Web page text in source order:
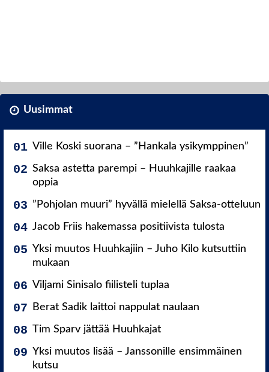
Uusimmat
Ville Koski suorana – ”Hankala ysikymppinen”
Saksa astetta parempi – Huuhkajille raakaa
oppia
”Pohjolan muuri” hyvällä mielellä Saksa-otteluun
Jacob Friis hakemassa positiivista tulosta
Yksi muutos Huuhkajiin – Juho Kilo kutsuttiin
mukaan
Viljami Sinisalo fiilisteli tuplaa
Berat Sadik laittoi nappulat naulaan
Tim Sparv jättää Huuhkajat
Yksi muutos lisää – Janssonille ensimmäinen
kutsu